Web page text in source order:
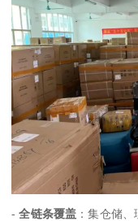
-全链条覆盖 ：集仓储